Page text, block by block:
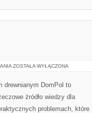
OGRÓD
DOMU
ZOSTAŁA WYŁĄCZONA
drewnianym DomPol to
źródło wiedzy dla
problemach, które